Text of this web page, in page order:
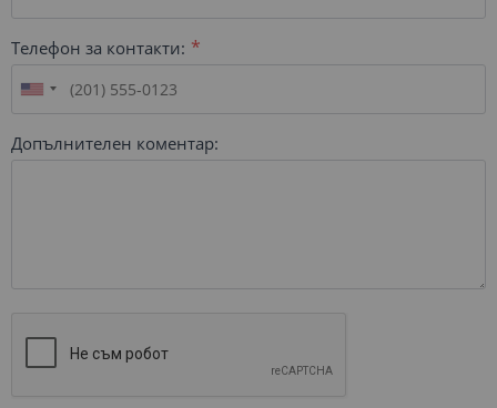
Телефон за контакти:
Допълнителен коментар: